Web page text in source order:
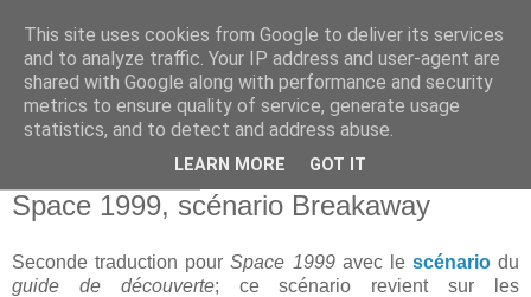
Space 1999, scénario Breakaway
Seconde traduction pourSpace 1999avec le scénariodu
guide de découverte; ce scénario revient sur les
This site uses cookies from Google to deliver its services
and to analyze traffic. Your IP address and user-agent are
shared with Google along with performance and security
metrics to ensure quality of service, generate usage
statistics, and to detect and address abuse.
LEARN MORE GOT IT